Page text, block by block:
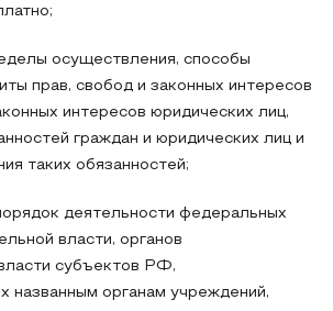
осуществления, способы
прав, свобод и законных интересов
интересов юридических лиц,
граждан и юридических лиц и
таких обязанностей;
деятельности федеральных
власти, органов
субъектов РФ,
названным органам учреждений,